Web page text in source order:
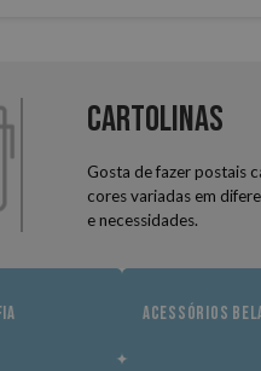
Cartolinas
Gosta de fazer postais
cores variadas em
e necessidades.
ACESSÓRIOS